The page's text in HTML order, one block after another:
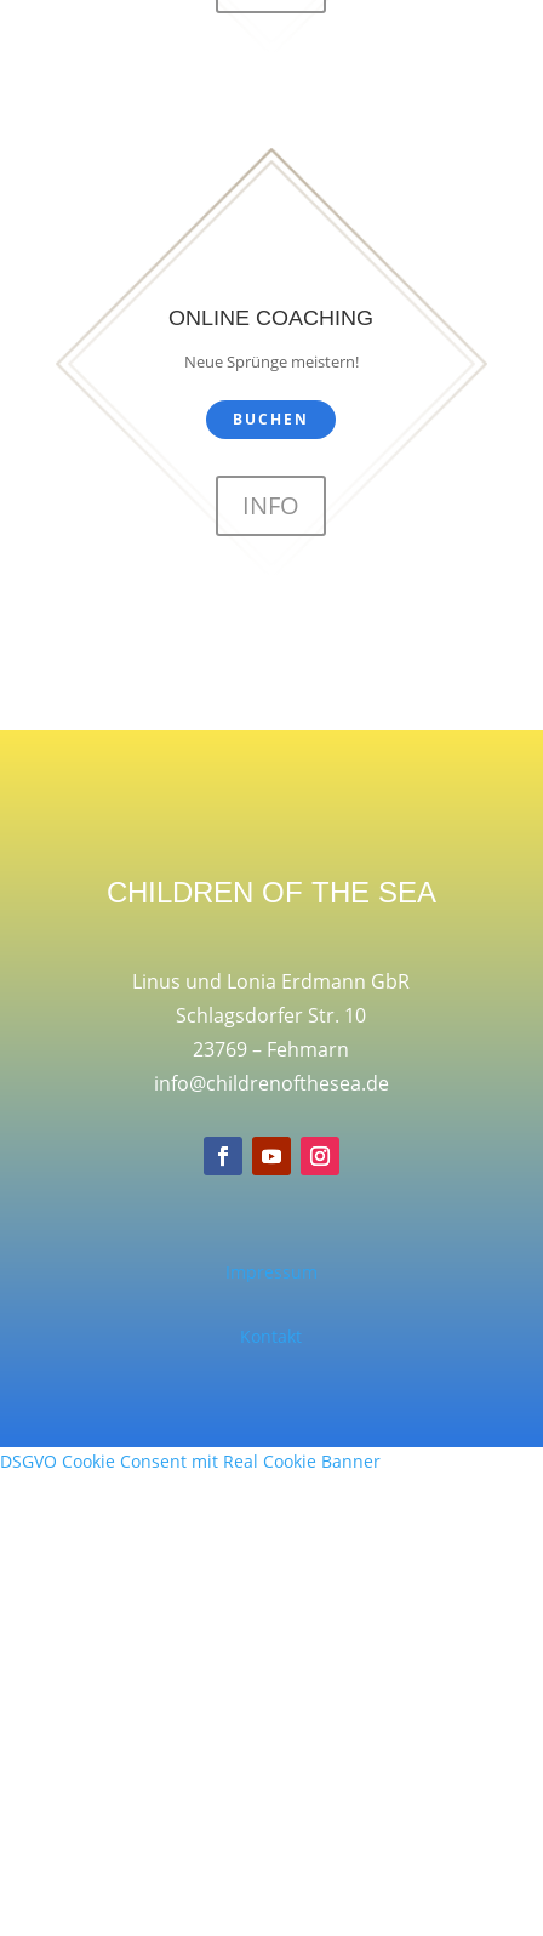
ONLINE COACHING
Neue Sprünge meistern!
BUCHEN
INFO
CHILDREN OF THE SEA
Linus und Lonia Erdmann GbR
Schlagsdorfer Str. 10
23769 – Fehmarn
info@childrenofthesea.de
Impressum
Kontakt
DSGVO Cookie Consent mit Real Cookie Banner